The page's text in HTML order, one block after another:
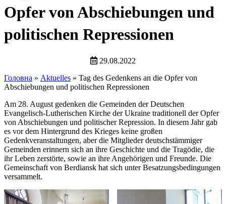
Opfer von Abschiebungen und
politischen Repressionen
29.08.2022
Головна » Aktuelles » Tag des Gedenkens an die Opfer von
Abschiebungen und politischen Repressionen
Am 28. August gedenken die Gemeinden der Deutschen
Evangelisch-Lutherischen Kirche der Ukraine traditionell der Opfer
von Abschiebungen und politischer Repression. In diesem Jahr gab
es vor dem Hintergrund des Krieges keine großen
Gedenkveranstaltungen, aber die Mitglieder deutschstämmiger
Gemeinden erinnern sich an ihre Geschichte und die Tragödie, die
ihr Leben zerstörte, sowie an ihre Angehörigen und Freunde. Die
Gemeinschaft von Berdiansk hat sich unter Besatzungsbedingungen
versammelt.